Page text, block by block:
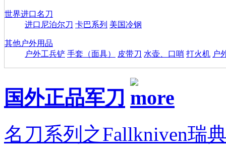
世界进口名刀
进口尼泊尔刀 卡巴系列 美国冷钢
其他户外用品
户外工兵铲 手套（面具） 皮带刀 水壶、口哨 打火机 户
国外正品军刀
名刀系列之Fallkniven瑞